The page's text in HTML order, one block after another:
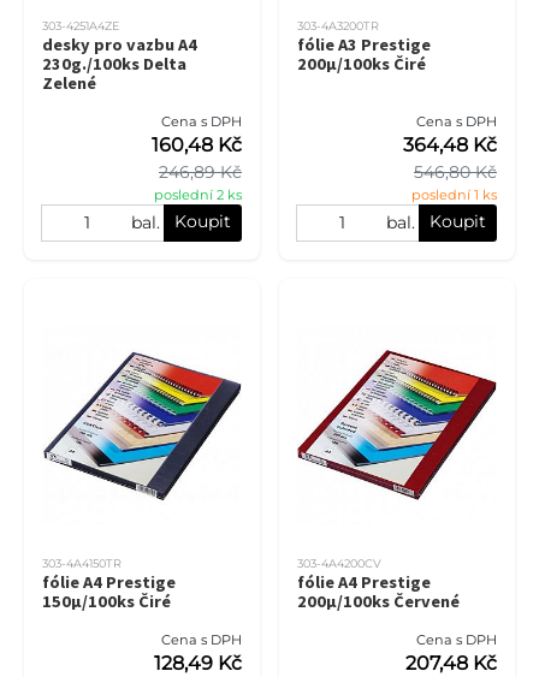
303-4251A4ZE
desky pro vazbu A4
230g./100ks Delta
Zelené
Cena s DPH
246,89 Kč
160,48 Kč
poslední 2 ks
bal. Koupit
303-4A3200TR
fólie A3 Prestige
200µ/100ks Čiré
Cena s DPH
546,80 Kč
364,48 Kč
poslední 1 ks
bal. Koupit
303-4A4150TR
fólie A4 Prestige
150µ/100ks Čiré
Cena s DPH
128,49 Kč
303-4A4200CV
fólie A4 Prestige
200µ/100ks Červené
Cena s DPH
207,48 Kč